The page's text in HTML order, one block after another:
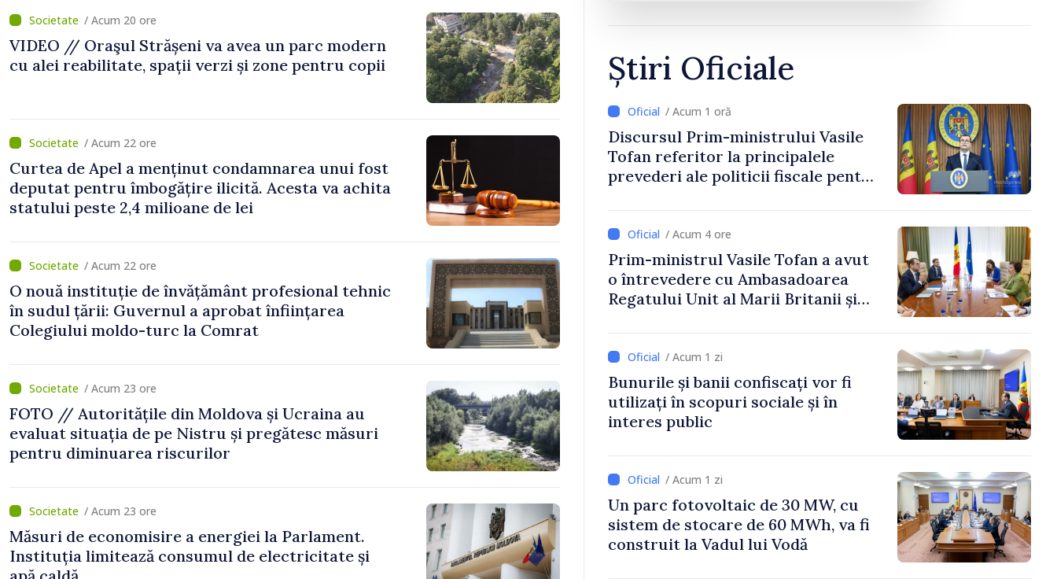
/ Acum 20 ore
VIDEO // Oraşul Strășeni va avea un parc modern
cu alei reabilitate, spații verzi și zone pentru copii
/ Acum 22 ore
Curtea de Apel a menținut condamnarea unui fost
deputat pentru îmbogățire ilicită. Acesta va achita
statului peste 2,4 milioane de lei
/ Acum 22 ore
O nouă instituție de învățământ profesional tehnic
în sudul țării: Guvernul a aprobat înființarea
Colegiului moldo-turc la Comrat
/ Acum 23 ore
FOTO // Autoritățile din Moldova și Ucraina au
evaluat situația de pe Nistru și pregătesc măsuri
pentru diminuarea riscurilor
/ Acum 23 ore
Măsuri de economisire a energiei la Parlament.
Instituția limitează consumul de electricitate și
Știri Oficiale
/ Acum 1 oră
Discursul Prim-ministrului Vasile
Tofan referitor la principalele
prevederi ale politicii fiscale pentru
/ Acum 4 ore
Prim-ministrul Vasile Tofan a avut
o întrevedere cu Ambasadoarea
Regatului Unit al Marii Britanii și
/ Acum 1 zi
Bunurile și banii confiscați vor fi
utilizați în scopuri sociale și în
interes public
/ Acum 1 zi
Un parc fotovoltaic de 30 MW, cu
sistem de stocare de 60 MWh, va fi
construit la Vadul lui Vodă